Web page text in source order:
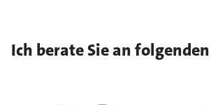
Ich berate Sie an